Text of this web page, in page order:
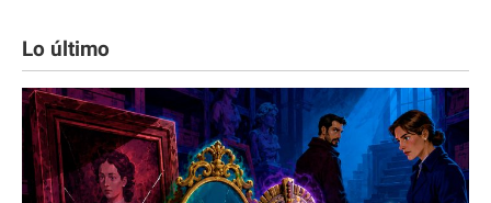
Lo último